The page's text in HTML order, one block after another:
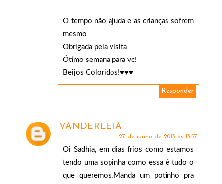
O tempo não ajuda e as crianças sofrem
mesmo
Obrigada pela visita
Ótimo semana para vc!
Beijos Coloridos!♥♥♥
Responder
VANDERLEIA
27 de junho de 2013 às 13:57
Oi Sadhia, em dias frios como estamos
tendo uma sopinha como essa é tudo o
que queremos.Manda um potinho pra